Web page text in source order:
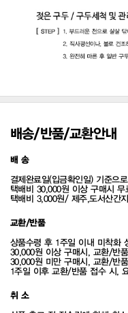
배송/반품/교환안내
배 송
결제완료일(입금확인일) 기준으
택배비 30,000원 이상 구매시 무
택배비 3,000원/ 제주,도서산간
교환/반품
상품수령 후 1주일 이내 미착화
30,000원 이상 구매시, 교환/반
30,000원 미만 구매시, 교환/반
1주일 이후 교환/반품 접수 시,
취 소